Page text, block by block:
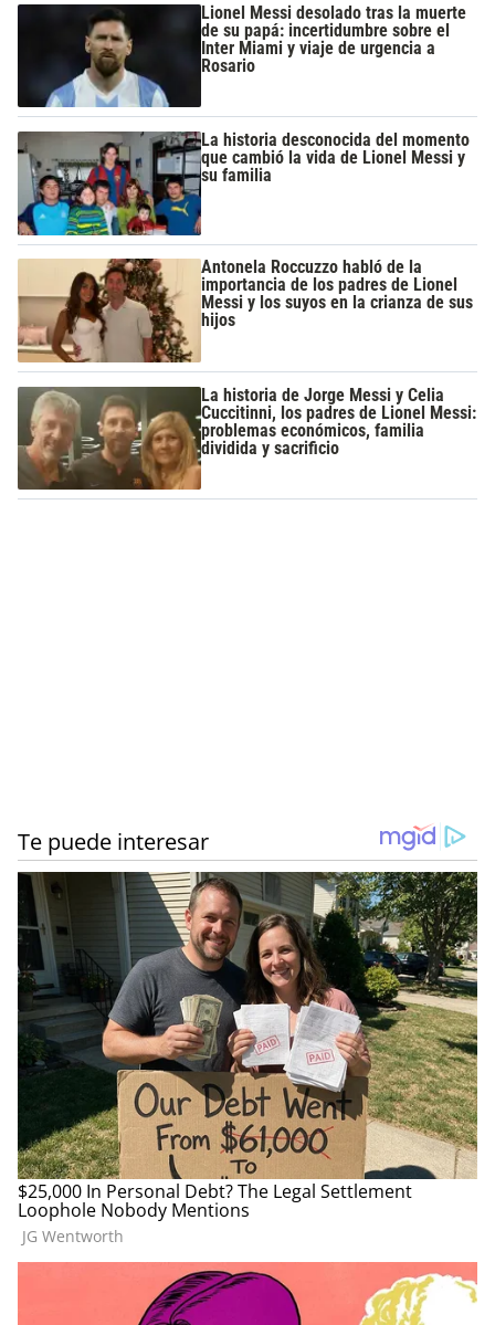
Lionel Messi desolado tras la muerte
de su papá: incertidumbre sobre el
Inter Miami y viaje de urgencia a
Rosario
La historia desconocida del momento
que cambió la vida de Lionel Messi y
su familia
Antonela Roccuzzo habló de la
importancia de los padres de Lionel
Messi y los suyos en la crianza de sus
hijos
La historia de Jorge Messi y Celia
Cuccitinni, los padres de Lionel Messi:
problemas económicos, familia
dividida y sacrificio